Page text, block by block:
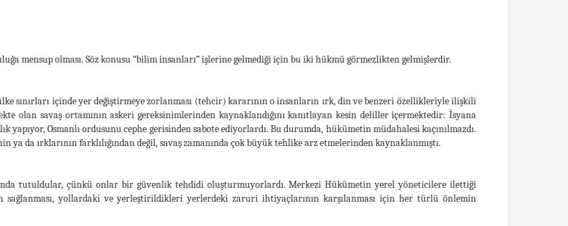
mensup olması. Söz konusu “bilim insanları” işlerine gelmediği için bu iki hükmü görmezlikten gelmişlerdir.
sınırları içinde yer değiştirmeye zorlanması (tehcir) kararının o insanların ırk, din ve benzeri özellikleriyle ilişkili
olan savaş ortamının askeri gereksinimlerinden kaynaklandığını kanıtlayan kesin deliller içermektedir: İsyana
yapıyor, Osmanlı ordusunu cephe gerisinden sabote ediyorlardı. Bu durumda, hükümetin müdahalesi kaçınılmazdı.
da ırklarının farklılığından değil, savaş zamanında çok büyük tehlike arz etmelerinden kaynaklanmıştı.
tutuldular, çünkü onlar bir güvenlik tehdidi oluşturmuyorlardı. Merkezi Hükümetin yerel yöneticilere ilettiği
sağlanması, yollardaki ve yerleştirildikleri yerlerdeki zaruri ihtiyaçlarının karşılanması için her türlü önlemin